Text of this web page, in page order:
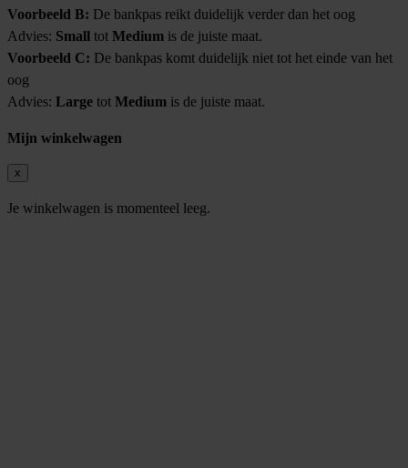
Voorbeeld B: De bankpas reikt duidelijk verder dan het oog
Advies: Small tot Medium is de juiste maat.
Voorbeeld C: De bankpas komt duidelijk niet tot het einde van het
oog
Advies: Large tot Medium is de juiste maat.
Mijn winkelwagen
x
Je winkelwagen is momenteel leeg.